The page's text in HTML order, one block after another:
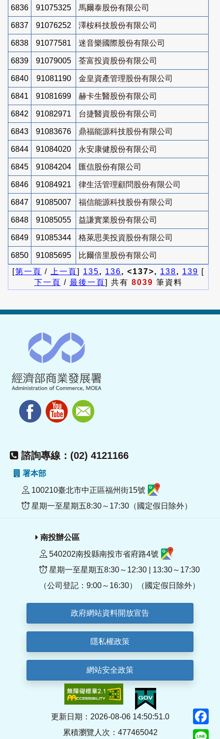
6836 91075325 馬爾泰股份有限公司
6837 91076252 澤桉科技股份有限公司
6838 91077581 迷音樂國際股份有限公司
6839 91079005 荃富投資股份有限公司
6840 91081190 金皇資產管理股份有限公司
6841 91081699 赫卡生醫股份有限公司
6842 91082971 台捷醫資股份有限公司
6843 91083676 鼎福能源科技股份有限公司
6844 91084020 永安康健股份有限公司
6845 91084204 匯信股份有限公司
6846 91084921 律生活管理顧問股份有限公司
6847 91085007 福信能源科技股份有限公司
6848 91085055 益謙實業股份有限公司
6849 91085344 格萊思美投資股份有限公司
6850 91085695
比爾倍里股份有限公司
[第一頁 / 上一頁] 135, 136, <137>, 138, 139 [
下一頁 / 最後一頁] 共有 8039 筆資料
諮詢專線：(02) 4121166
署本部
100210臺北市中正區福州街15號
星期一至星期五8:30～17:30（國定假日除外）
南投辦公區
540202南投縣南投市省府路4號
星期一至星期五8:30～12:30 | 13:30～17:30
（公司登記：9:00～16:30）（國定假日除外）
政府網站資料開放宣告
隱私權政策
網站安全政策
更新日期：2026-08-06 14:50:51.0
累積瀏覽人次：477465042